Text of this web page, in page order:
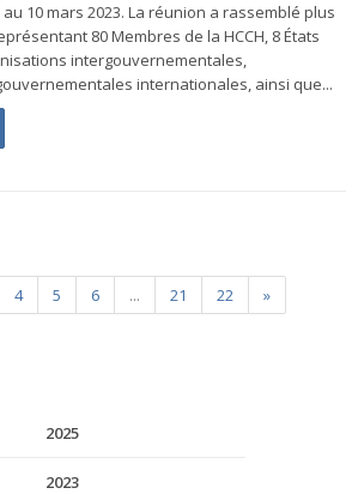
au 10 mars 2023. La réunion a rassemblé plus
80 Membres de la HCCH, 8 États
intergouvernementales,
internationales, ainsi que...
4 5 6 ... 21 22 »
2025
2023